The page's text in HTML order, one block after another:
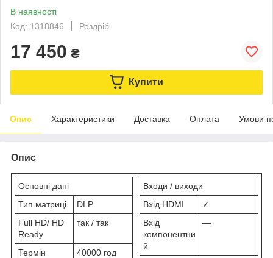
В наявності
Код: 1318846
Роздріб
17 450 ₴
Купити
Опис Характеристики Доставка Оплата Умови
Опис
Основні дані
Тип матриці
DLP
Full HD/ HD
Ready
так / так
Термін
40000 год
Входи / виходи
Вхід HDMI
✓
Вхід
компонентни
й
—